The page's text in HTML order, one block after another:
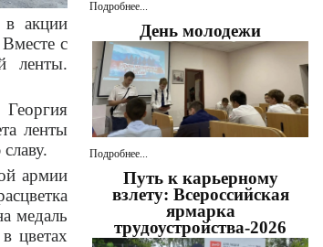
в акции
с
ленты.
ленты
армии
медаль
цветах
Подробнее...
День молодежи
Подробнее...
Путь к карьерному
взлету: Всероссийская
ярмарка
трудоустройства-2026